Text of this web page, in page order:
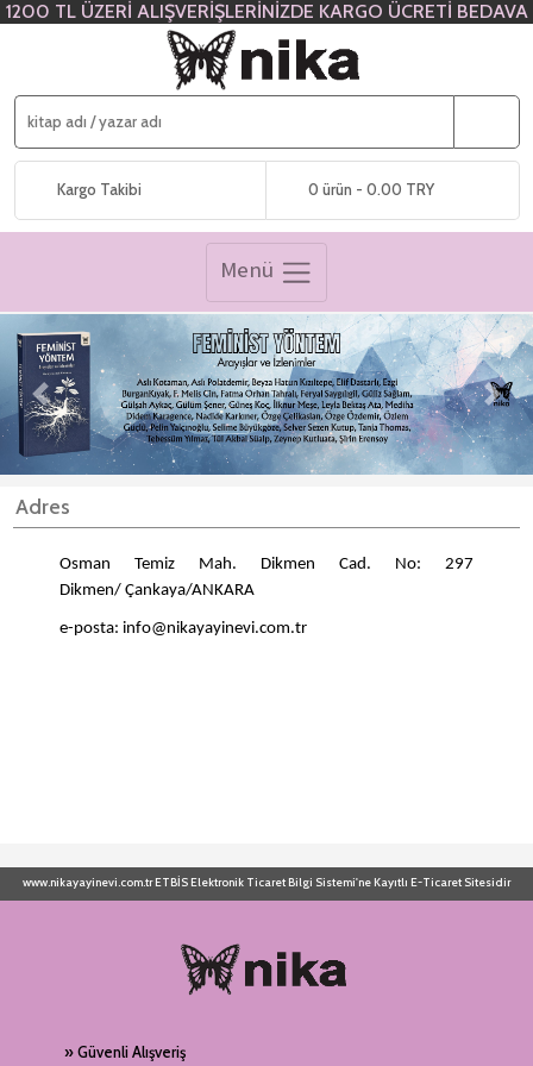
1200 TL ÜZERİ ALIŞVERİŞLERİNİZDE KARGO ÜCRETİ BEDAVA
Kargo Takibi 0 ürün - 0.00 TRY
Menü
Previous Next
Adres
Osman Temiz Mah. Dikmen Cad. No: 297
Dikmen/ Çankaya/ANKARA
e-posta: info@nikayayinevi.com.tr
www.nikayayinevi.com.tr ETBİS Elektronik Ticaret Bilgi Sistemi'ne Kayıtlı E-Ticaret Sitesidir
» Güvenli Alışveriş